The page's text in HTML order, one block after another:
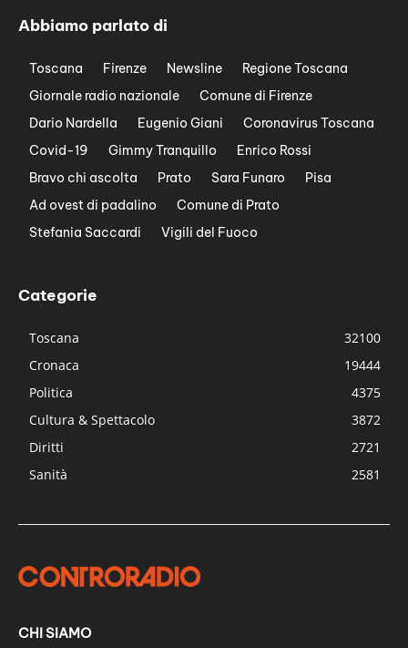
Abbiamo parlato di
Toscana Firenze Newsline
Regione Toscana
Giornale radio nazionale
Comune di Firenze
Dario Nardella
Eugenio Giani
Coronavirus Toscana
Covid-19
Gimmy Tranquillo
Enrico Rossi
Bravo chi ascolta
Prato Sara Funaro
Pisa
Ad ovest di padalino
Comune di Prato
Stefania Saccardi
Vigili del Fuoco
Categorie
Toscana
32100
Cronaca
19444
Politica
4375
Cultura & Spettacolo
3872
Diritti
2721
Sanità
2581
CHI SIAMO